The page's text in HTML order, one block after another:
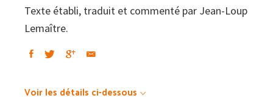
Texte établi, traduit et commenté par Jean-Loup
Lemaître.
Voir les détails ci-dessous